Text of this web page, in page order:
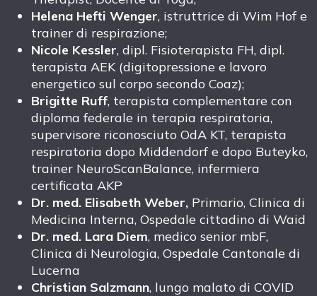
Helena Hefti Wenger, istruttrice di Wim Hof e
trainer di respirazione;
Nicole Kessler, dipl. Fisioterapista FH, dipl.
terapista AEK (digitopressione e lavoro
energetico sul corpo secondo Coaz);
Brigitte Ruff, terapista complementare con
diploma federale in terapia respiratoria,
supervisore riconosciuto OdA KT, terapista
respiratoria dopo Middendorf e dopo Buteyko,
trainer NeuroScanBalance, infermiera
certificata AKP
Dr. med. Elisabeth Weber, Primario, Clinica di
Medicina Interna, Ospedale cittadino di Waid
Dr. med. Lara Diem, medico senior mbF,
Clinica di Neurologia, Ospedale Cantonale di
Lucerna
Christian Salzmann, lungo malato di COVID